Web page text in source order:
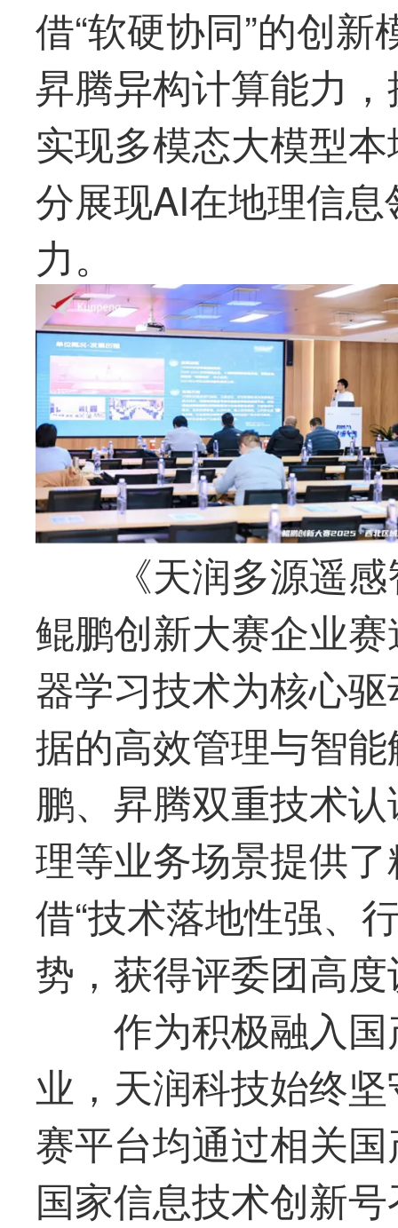
借“软硬协同”的创
昇腾异构计算能力
实现多模态大模型
分展现AI在地理信
力。
《天润多源遥
鲲鹏创新大赛企业
器学习技术为核心
据的高效管理与智
鹏、昇腾双重技术
理等业务场景提供
借“技术落地性强、
势，获得评委团高
作为积极融入
业， 天润科技始终
赛平台均通过相关
国家信息技术创新